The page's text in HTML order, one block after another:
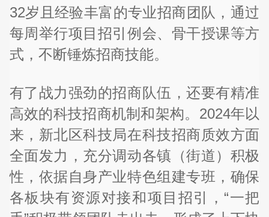
32岁且经验丰富的专业招商团队，通过
每周举行项目招引例会、骨干授课等方
式，不断锤炼招商技能。
有了战力强劲的招商队伍，还要有精准
高效的科技招商机制和架构。2024年以
来，新北区科技局在科技招商质效方面
全面发力，充分调动各镇（街道）积极
性，依据自身产业特色组建专班，确保
各板块有资源对接和项目招引，“一把